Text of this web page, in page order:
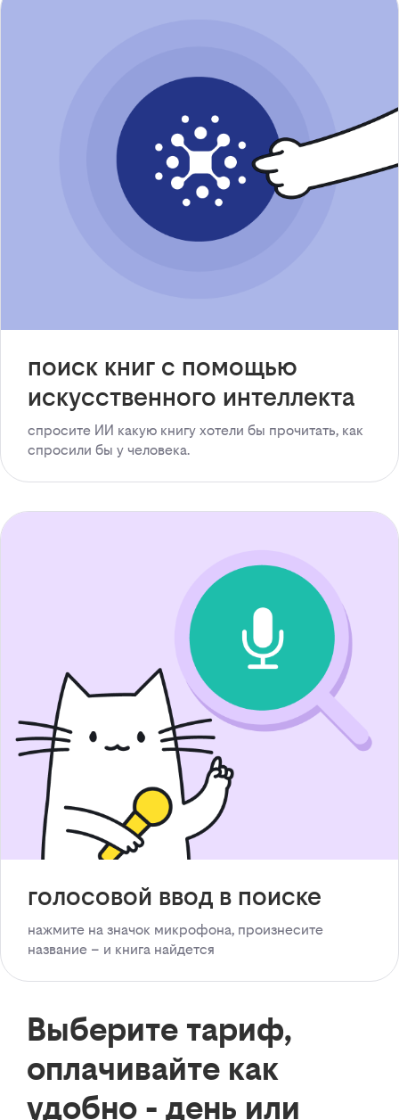
поиск книг с помощью
искусственного интеллекта
спросите ИИ какую книгу хотели бы прочитать, как
спросили бы у человека.
голосовой ввод в поиске
нажмите на значок микрофона, произнесите
название – и книга найдется
Выберите тариф,
оплачивайте как
удобно - день или